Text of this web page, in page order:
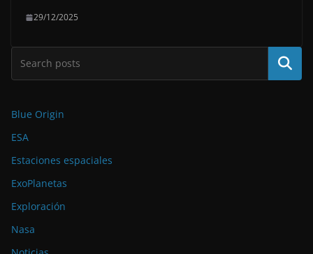
29/12/2025
Buscar
Blue Origin
ESA
Estaciones espaciales
ExoPlanetas
Exploración
Nasa